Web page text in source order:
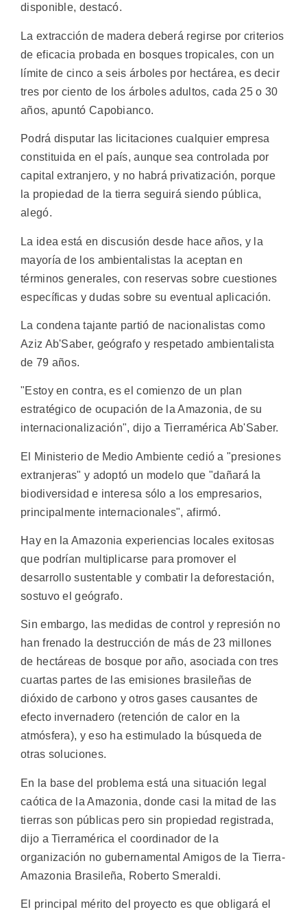
disponible, destacó.
La extracción de madera deberá regirse por criterios
de eficacia probada en bosques tropicales, con un
límite de cinco a seis árboles por hectárea, es decir
tres por ciento de los árboles adultos, cada 25 o 30
años, apuntó Capobianco.
Podrá disputar las licitaciones cualquier empresa
constituida en el país, aunque sea controlada por
capital extranjero, y no habrá privatización, porque
la propiedad de la tierra seguirá siendo pública,
alegó.
La idea está en discusión desde hace años, y la
mayoría de los ambientalistas la aceptan en
términos generales, con reservas sobre cuestiones
específicas y dudas sobre su eventual aplicación.
La condena tajante partió de nacionalistas como
Aziz Ab'Saber, geógrafo y respetado ambientalista
de 79 años.
"Estoy en contra, es el comienzo de un plan
estratégico de ocupación de la Amazonia, de su
internacionalización", dijo a Tierramérica Ab'Saber.
El Ministerio de Medio Ambiente cedió a "presiones
extranjeras" y adoptó un modelo que "dañará la
biodiversidad e interesa sólo a los empresarios,
principalmente internacionales", afirmó.
Hay en la Amazonia experiencias locales exitosas
que podrían multiplicarse para promover el
desarrollo sustentable y combatir la deforestación,
sostuvo el geógrafo.
Sin embargo, las medidas de control y represión no
han frenado la destrucción de más de 23 millones
de hectáreas de bosque por año, asociada con tres
cuartas partes de las emisiones brasileñas de
dióxido de carbono y otros gases causantes de
efecto invernadero (retención de calor en la
atmósfera), y eso ha estimulado la búsqueda de
otras soluciones.
En la base del problema está una situación legal
caótica de la Amazonia, donde casi la mitad de las
tierras son públicas pero sin propiedad registrada,
dijo a Tierramérica el coordinador de la
organización no gubernamental Amigos de la Tierra-
Amazonia Brasileña, Roberto Smeraldi.
El principal mérito del proyecto es que obligará el